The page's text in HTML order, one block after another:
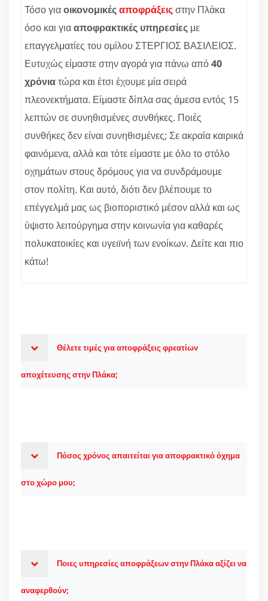
Τόσο γιαοικονομικέςαποφράξειςστην Πλάκα
όσο και γιααποφρακτικές υπηρεσίες με
επαγγελματίες του ομίλου ΣΤΕΡΓΙΟΣ ΒΑΣΙΛΕΙΟΣ.
Ευτυχώς είμαστε στην αγορά για πάνω από40
χρόνιατώρα και έτσι έχουμε μία σειρά
πλεονεκτήματα. Είμαστε δίπλα σας άμεσα εντός 15
λεπτών σε συνηθισμένες συνθήκες. Ποιές
συνθήκες δεν είναι συνηθισμένες; Σε ακραία καιρικά
φαινόμενα, αλλά και τότε είμαστε με όλο το στόλο
οχημάτων στους δρόμους για να συνδράμουμε
στον πολίτη. Και αυτό, διότι δεν βλέπουμε το
επέγγελμά μας ως βιοποριστικό μέσον αλλά και ως
ύψιστο λειτούργημα στην κοινωνία για καθαρές
πολυκατοικίες και υγειϊνή των ενοίκων. Δείτε και πιο
κάτω!
Θέλετε τιμές για αποφράξεις φρεατίων
αποχέτευσης στην Πλάκα;
Πόσος χρόνος απαιτείται για αποφρακτικό όχημα
στο χώρο μου;
Ποιες υπηρεσίες αποφράξεων στην Πλάκα αξίζει να
αναφερθούν;